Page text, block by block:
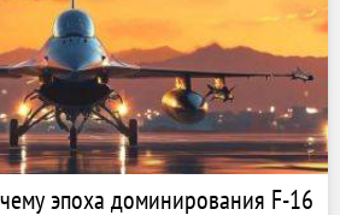
эпоха доминирования F-16